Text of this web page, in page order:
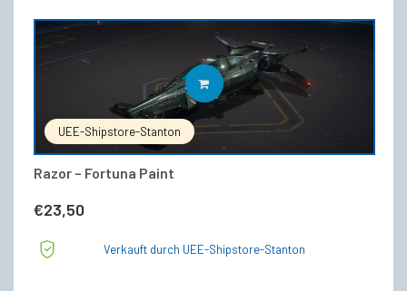
UEE-Shipstore-Stanton
Razor – Fortuna Paint
€23,50
IN DEN WARENKORB
Verkauft durch UEE-Shipstore-Stanton